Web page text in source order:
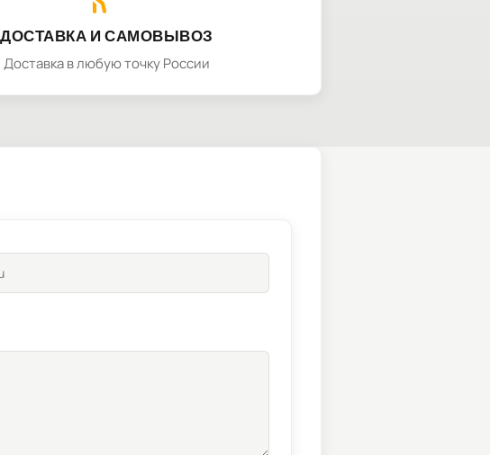
ДОСТАВКА И САМОВЫВОЗ
Доставка в любую точку России